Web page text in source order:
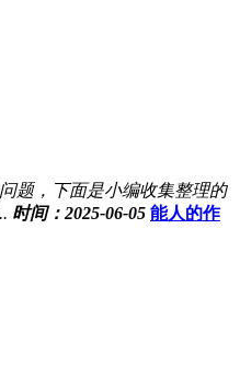
题，下面是小编收集整理的
时间：2025-06-05 能人的作